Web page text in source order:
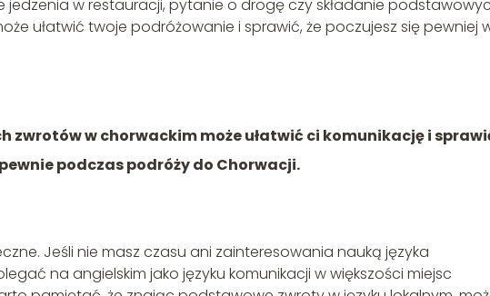
w restauracji, pytanie o drogę czy składanie
ułatwić twoje podróżowanie i sprawić, że poczujesz się pewniej
zwrotów w chorwackim może ułatwić ci komunikację i
podczas podróży do Chorwacji.
Jeśli nie masz czasu ani zainteresowania nauką języka
na angielskim jako języku komunikacji w większości miejsc